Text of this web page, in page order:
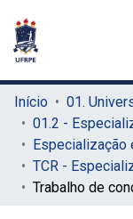
Início